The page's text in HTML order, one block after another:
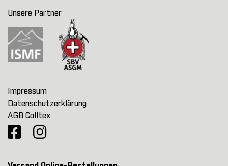
Unsere Partner
Impressum
Datenschutzerklärung
AGB Colltex